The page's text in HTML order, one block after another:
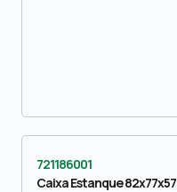
721186001
Caixa Estanque 82x77x57